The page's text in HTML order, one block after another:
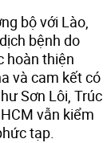
bộ với Lào,
bệnh do
hoàn thiện
và cam kết có
Sơn Lôi, Trúc
vẫn kiểm
tạp.